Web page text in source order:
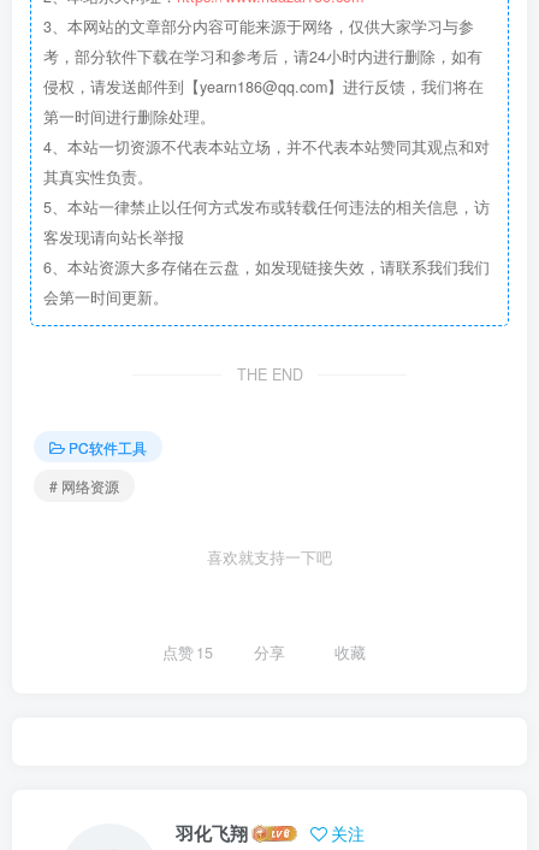
3、本网站的文章部分内容可能来源于网络，仅供大家学习与参
考，部分软件下载在学习和参考后，请24小时内进行删除，如有
侵权，请发送邮件到【yearn186@qq.com】进行反馈，我们将在
第一时间进行删除处理。
4、本站一切资源不代表本站立场，并不代表本站赞同其观点和对
其真实性负责。
5、本站一律禁止以任何方式发布或转载任何违法的相关信息，访
客发现请向站长举报
6、本站资源大多存储在云盘，如发现链接失效，请联系我们我们
会第一时间更新。
THE END
PC软件工具
# 网络资源
喜欢就支持一下吧
点赞15 分享 收藏
羽化飞翔 关注